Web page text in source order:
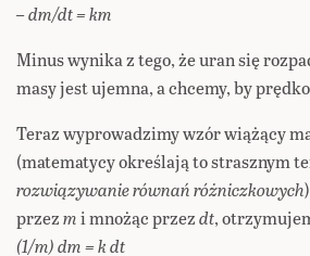
– dm/dt = km
Minus wynika z tego, że uran się
masy jest ujemna, a chcemy, by
Teraz wyprowadzimy wzór wiążący
(matematycy określają to strasznym
rozwiązywanie równań różniczkowych
przezmi mnożąc przezdt,
(1/m) dm = k dt